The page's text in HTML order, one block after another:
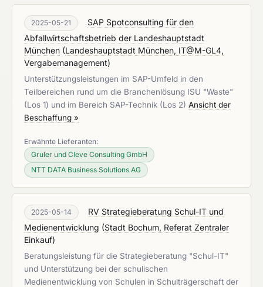
2025-05-21
SAP Spotconsulting für den
Abfallwirtschaftsbetrieb der Landeshauptstadt
München (Landeshauptstadt München, IT@M-GL4,
Vergabemanagement)
Unterstützungsleistungen im SAP-Umfeld in den
Teilbereichen rund um die Branchenlösung ISU "Waste"
(Los 1) und im Bereich SAP-Technik (Los 2) Ansicht der
Beschaffung »
Erwähnte Lieferanten:
Gruler und Cleve Consulting GmbH
NTT DATA Business Solutions AG
2025-05-14
RV Strategieberatung Schul-IT und
Medienentwicklung (Stadt Bochum, Referat Zentraler
Einkauf)
Beratungsleistung für die Strategieberatung "Schul-IT"
und Unterstützung bei der schulischen
Medienentwicklung von Schulen in Schulträgerschaft der